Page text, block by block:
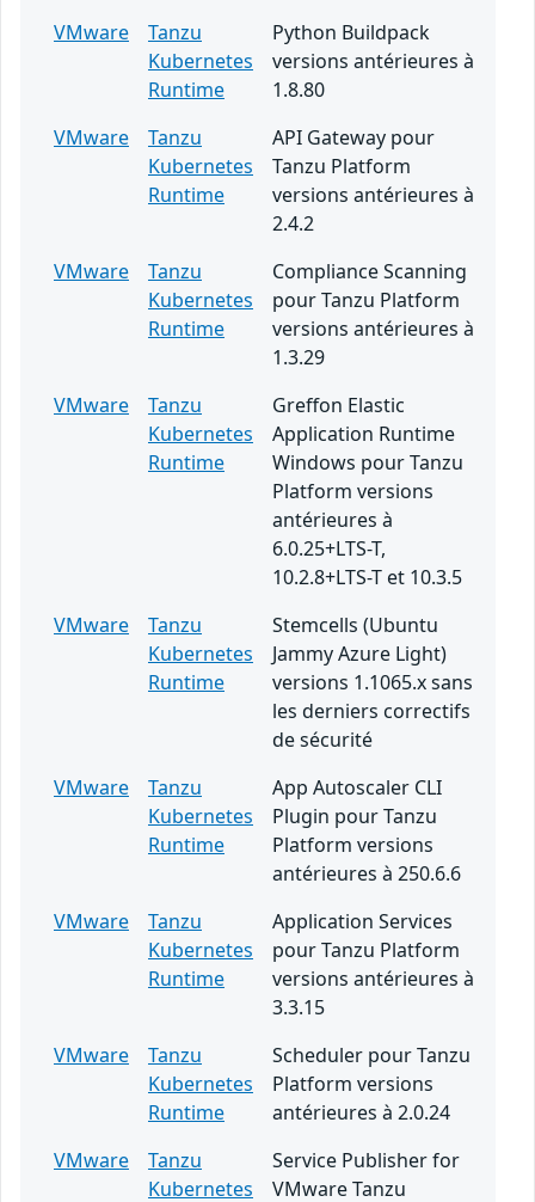
VMware
Tanzu
Kubernetes
Runtime
Python Buildpack
versions antérieures à
1.8.80
VMware
Tanzu
Kubernetes
Runtime
API Gateway pour
Tanzu Platform
versions antérieures à
2.4.2
VMware
Tanzu
Kubernetes
Runtime
Compliance Scanning
pour Tanzu Platform
versions antérieures à
1.3.29
VMware
Tanzu
Kubernetes
Runtime
Greffon Elastic
Application Runtime
Windows pour Tanzu
Platform versions
antérieures à
6.0.25+LTS-T,
10.2.8+LTS-T et 10.3.5
VMware
Tanzu
Kubernetes
Runtime
Stemcells (Ubuntu
Jammy Azure Light)
versions 1.1065.x sans
les derniers correctifs
de sécurité
VMware
Tanzu
Kubernetes
Runtime
App Autoscaler CLI
Plugin pour Tanzu
Platform versions
antérieures à 250.6.6
VMware
Tanzu
Kubernetes
Runtime
Application Services
pour Tanzu Platform
versions antérieures à
3.3.15
VMware
Tanzu
Kubernetes
Runtime
Scheduler pour Tanzu
Platform versions
antérieures à 2.0.24
VMware
Tanzu
Kubernetes
Service Publisher for
VMware Tanzu